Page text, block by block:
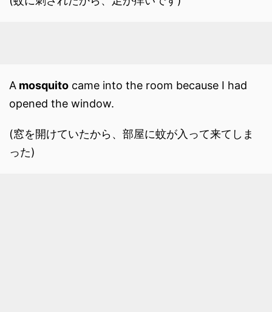
A mosquito came into the room because I had
opened the window.
(窓を開けていたから、部屋に蚊が入って来てしま
った)